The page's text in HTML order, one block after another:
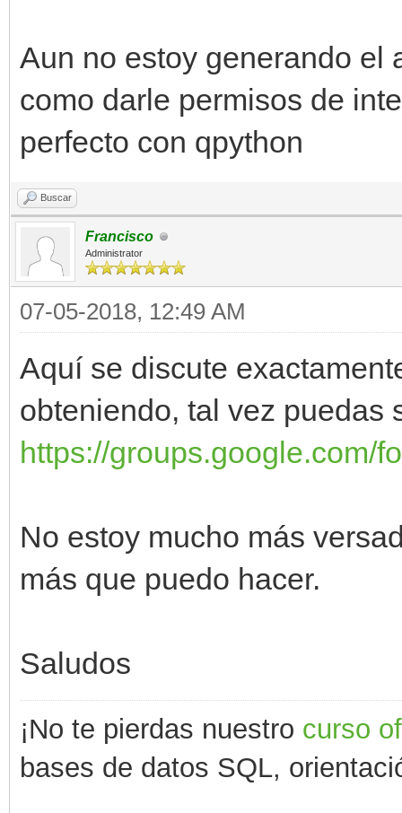
Aun no estoy generando el
como darle permisos de
perfecto con qpython
Buscar
Francisco
Administrator
07-05-2018, 12:49 AM
Aquí se discute
obteniendo, tal vez puedas
https://groups.google.com/
No estoy mucho más
más que puedo hacer.
Saludos
¡No te pierdas nuestro curso
bases de datos SQL,